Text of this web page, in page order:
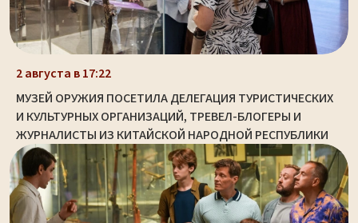
2 августа в 17:22
МУЗЕЙ ОРУЖИЯ ПОСЕТИЛА ДЕЛЕГАЦИЯ ТУРИСТИЧЕСКИХ
И КУЛЬТУРНЫХ ОРГАНИЗАЦИЙ, ТРЕВЕЛ-БЛОГЕРЫ И
ЖУРНАЛИСТЫ ИЗ КИТАЙСКОЙ НАРОДНОЙ РЕСПУБЛИКИ